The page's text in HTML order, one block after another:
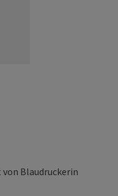
Blaudruckerin